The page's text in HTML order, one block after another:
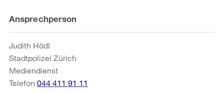
Weitere
Informationen
Ansprechperson
Judith Hödl
Stadtpolizei Zürich
Mediendienst
Telefon 044 411 91 11